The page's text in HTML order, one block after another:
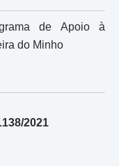
de Apoio à
do Minho
2021